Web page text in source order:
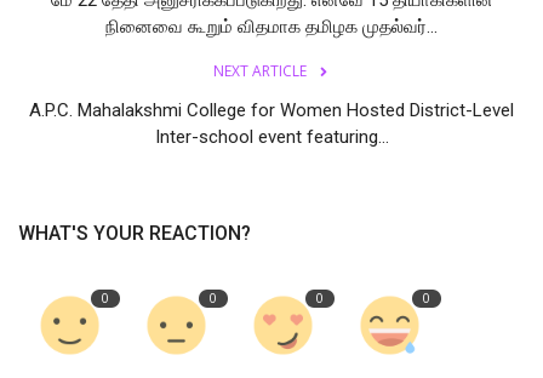
நினைவை கூறும் விதமாக தமிழக முதல்வர்...
NEXT ARTICLE
A.P.C. Mahalakshmi College for Women Hosted District-Level
Inter-school event featuring...
WHAT'S YOUR REACTION?
0 0 0 0